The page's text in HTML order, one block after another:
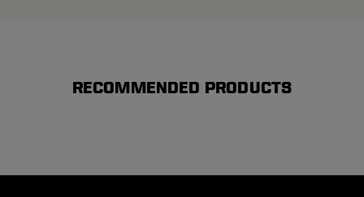
RECOMMENDED PRODUCTS